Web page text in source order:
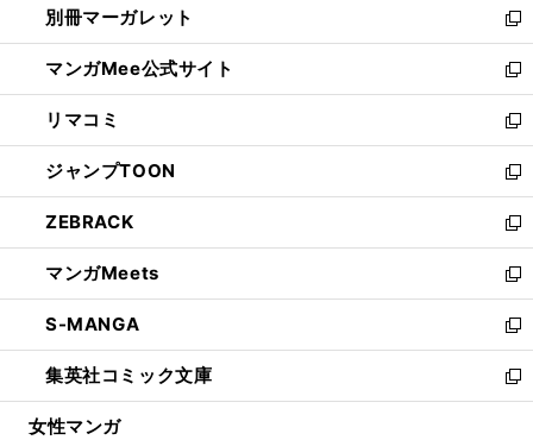
く
で
開
く
ィ
ン
ド
ウ
で
開
く
い
ウ
ィ
ン
ド
ウ
で
開
く
別冊マーガレット
新
し
い
ウ
ィ
ン
ド
ウ
で
開
く
マンガMee公式サイト
新
し
い
ウ
ィ
ン
ド
ウ
で
開
く
リマコミ
新
し
い
ウ
ィ
ン
ド
ウ
で
開
く
ジャンプTOON
新
し
い
ウ
ィ
ン
ド
ウ
で
開
ZEBRACK
新
し
い
ウ
ィ
ン
ド
ウ
マンガMeets
新
し
い
ウ
ィ
ン
S-MANGA
新
し
い
ウ
集英社コミック文庫
新
し
女性マンガ